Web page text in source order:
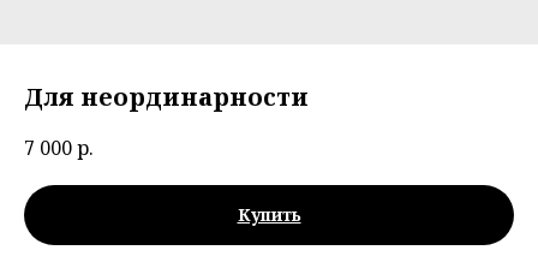
Для неординарности
7 000р.
Купить